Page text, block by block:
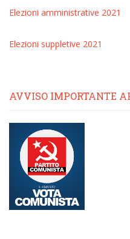
Elezioni amministrative 2021
Elezioni suppletive 2021
AVVISO IMPORTANTE